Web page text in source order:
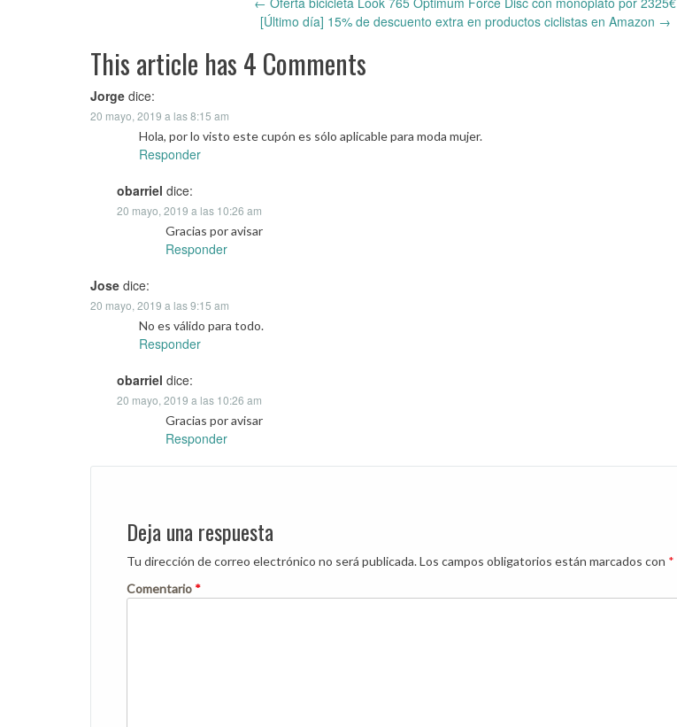
navigation
[Último día] 15% de descuento extra en productos ciclistas en Amazon →
This article has 4 Comments
Jorge dice:
20 mayo, 2019 a las 8:15 am
Hola, por lo visto este cupón es sólo aplicable para moda mujer.
Responder
obarriel dice:
20 mayo, 2019 a las 10:26 am
Gracias por avisar
Responder
Jose dice:
20 mayo, 2019 a las 9:15 am
No es válido para todo.
Responder
obarriel dice:
20 mayo, 2019 a las 10:26 am
Gracias por avisar
Responder
Deja una respuesta
Tu dirección de correo electrónico no será publicada.Los campos obligatorios están marcados con *
Comentario *